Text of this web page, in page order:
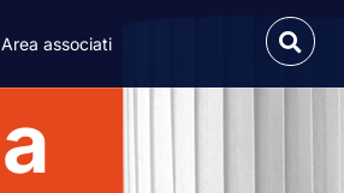
Area associati